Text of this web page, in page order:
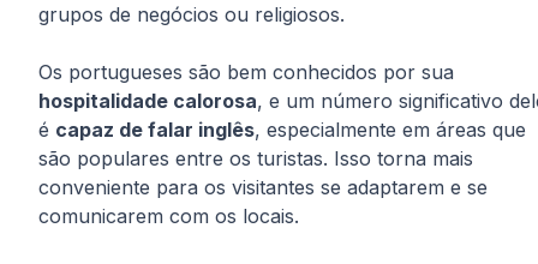
grupos de negócios ou religiosos.
Os portugueses são bem conhecidos por sua
hospitalidade calorosa, e um número significativo
é capaz de falar inglês, especialmente em áreas que
são populares entre os turistas. Isso torna mais
conveniente para os visitantes se adaptarem e se
comunicarem com os locais.